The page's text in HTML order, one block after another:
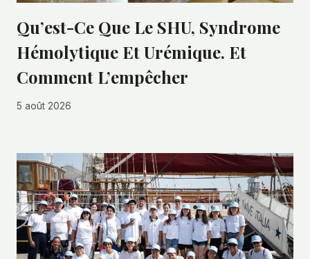
Qu’est-Ce Que Le SHU, Syndrome
Hémolytique Et Urémique. Et
Comment L’empêcher
5 août 2026